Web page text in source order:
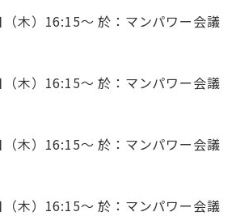
木）16:15〜 於：マンパワー会議
木）16:15〜 於：マンパワー会議
木）16:15〜 於：マンパワー会議
木）16:15〜 於：マンパワー会議